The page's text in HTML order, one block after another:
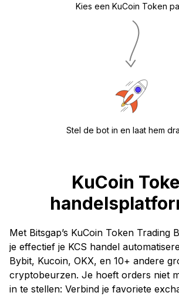
Kies een KuCoin Token
Stel de bot in en laat hem
KuCoin
Met Bitsgap’s KuCoin Token Trading
je effectief je KCS handel
Bybit, Kucoin, OKX, en 10+ andere
cryptobeurzen. Je hoeft orders niet
in te stellen: Verbind je favoriete